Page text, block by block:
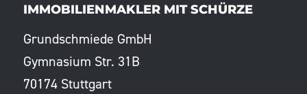
IMMOBILIENMAKLER MIT SCHÜRZE
Grundschmiede GmbH
Gymnasium Str. 31B
70174 Stuttgart